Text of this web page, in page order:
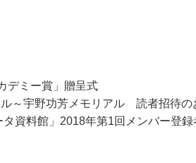
デミー賞」贈呈式
～宇野功芳メモリアル 読者招待の
資料館」2018年第1回メンバー登録